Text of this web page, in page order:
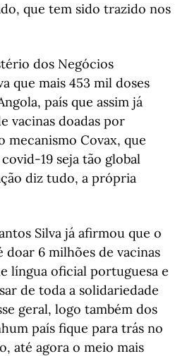
que tem sido trazido nos
dos Negócios
que mais 453 mil doses
país que assim já
vacinas doadas por
mecanismo Covax, que
19 seja tão global
diz tudo, a própria
Silva já afirmou que o
6 milhões de vacinas
língua oficial portuguesa e
de toda a solidariedade
geral, logo também dos
país fique para trás no
até agora o meio mais